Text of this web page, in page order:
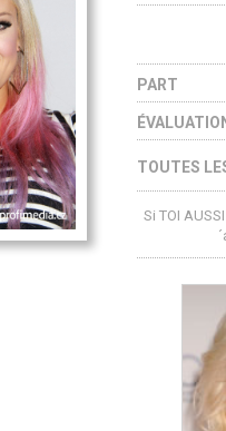
PART
TOUTES
Si TOI